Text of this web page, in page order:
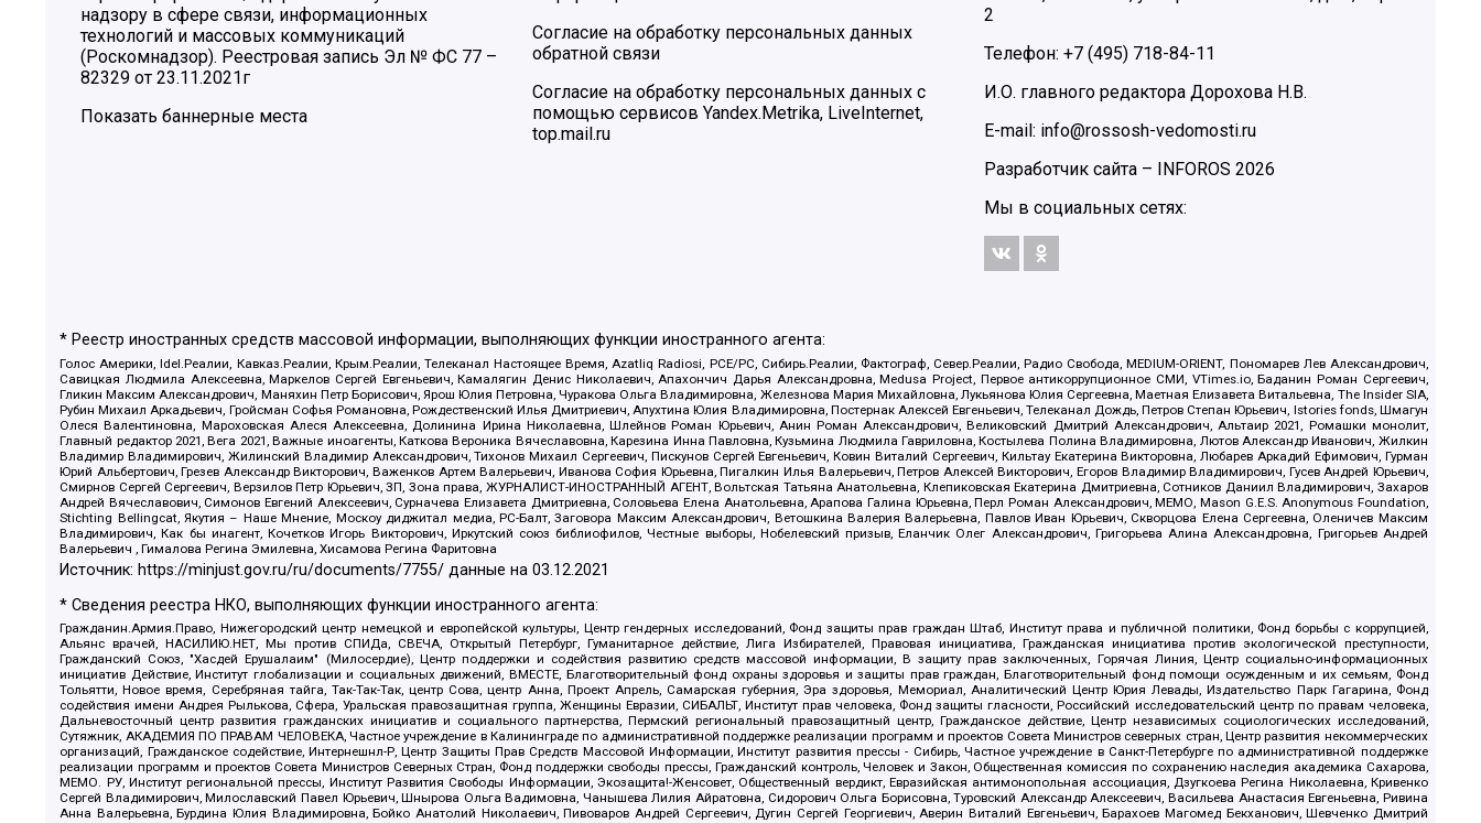
надзору в сфере связи, информационных
технологий и массовых коммуникаций
(Роскомнадзор). Реестровая запись Эл № ФС 77 –
82329 от 23.11.2021г
Показать баннерные места
Согласие на обработку персональных данных
обратной связи
Согласие на обработку персональных данных с
помощью сервисов Yandex.Metrika, LiveInternet,
top.mail.ru
2
Телефон: +7 (495) 718-84-11
И.О. главного редактора Дорохова Н.В.
E-mail: info@rossosh-vedomosti.ru
Разработчик сайта –
INFOROS 2026
Мы в социальных сетях:
* Реестр иностранных средств массовой информации, выполняющих функции иностранного агента:
Голос Америки, Idel.Реалии, Кавказ.Реалии, Крым.Реалии, Телеканал Настоящее Время, Azatliq Radiosi, PCE/PC, Сибирь.Реалии, Фактограф, Север.Реалии, Радио Свобода, MEDIUM-ORIENT, Пономарев Лев Александрович,
Савицкая Людмила Алексеевна, Маркелов Сергей Евгеньевич, Камалягин Денис Николаевич, Апахончич Дарья Александровна, Medusa Project, Первое антикоррупционное СМИ, VTimes.io, Баданин Роман Сергеевич,
Гликин Максим Александрович, Маняхин Петр Борисович, Ярош Юлия Петровна, Чуракова Ольга Владимировна, Железнова Мария Михайловна, Лукьянова Юлия Сергеевна, Маетная Елизавета Витальевна, The Insider SIA,
Рубин Михаил Аркадьевич, Гройсман Софья Романовна, Рождественский Илья Дмитриевич, Апухтина Юлия Владимировна, Постернак Алексей Евгеньевич, Телеканал Дождь, Петров Степан Юрьевич, Istories fonds, Шмагун
Олеся Валентиновна, Мароховская Алеся Алексеевна, Долинина Ирина Николаевна, Шлейнов Роман Юрьевич, Анин Роман Александрович, Великовский Дмитрий Александрович, Альтаир 2021, Ромашки монолит,
Главный редактор 2021, Вега 2021, Важные иноагенты, Каткова Вероника Вячеславовна, Карезина Инна Павловна, Кузьмина Людмила Гавриловна, Костылева Полина Владимировна, Лютов Александр Иванович, Жилкин
Владимир Владимирович, Жилинский Владимир Александрович, Тихонов Михаил Сергеевич, Пискунов Сергей Евгеньевич, Ковин Виталий Сергеевич, Кильтау Екатерина Викторовна, Любарев Аркадий Ефимович, Гурман
Юрий Альбертович, Грезев Александр Викторович, Важенков Артем Валерьевич, Иванова София Юрьевна, Пигалкин Илья Валерьевич, Петров Алексей Викторович, Егоров Владимир Владимирович, Гусев Андрей Юрьевич,
Смирнов Сергей Сергеевич, Верзилов Петр Юрьевич, ЗП, Зона права, ЖУРНАЛИСТ-ИНОСТРАННЫЙ АГЕНТ, Вольтская Татьяна Анатольевна, Клепиковская Екатерина Дмитриевна, Сотников Даниил Владимирович, Захаров
Андрей Вячеславович, Симонов Евгений Алексеевич, Сурначева Елизавета Дмитриевна, Соловьева Елена Анатольевна, Арапова Галина Юрьевна, Перл Роман Александрович, МЕМО, Mason G.E.S. Anonymous Foundation,
Stichting Bellingcat, Якутия – Наше Мнение, Москоу диджитал медиа, РС-Балт, Заговора Максим Александрович, Ветошкина Валерия Валерьевна, Павлов Иван Юрьевич, Скворцова Елена Сергеевна, Оленичев Максим
Владимирович, Как бы инагент, Кочетков Игорь Викторович, Иркутский союз библиофилов, Честные выборы, Нобелевский призыв, Еланчик Олег Александрович, Григорьева Алина Александровна, Григорьев Андрей
Валерьевич , Гималова Регина Эмилевна, Хисамова Регина Фаритовна
Источник: https://minjust.gov.ru/ru/documents/7755/ данные на03.12.2021
* Сведения реестра НКО, выполняющих функции иностранного агента:
Гражданин.Армия.Право, Нижегородский центр немецкой и европейской культуры, Центр гендерных исследований, Фонд защиты прав граждан Штаб, Институт права и публичной политики, Фонд борьбы с коррупцией,
Альянс врачей, НАСИЛИЮ.НЕТ, Мы против СПИДа, СВЕЧА, Открытый Петербург, Гуманитарное действие, Лига Избирателей, Правовая инициатива, Гражданская инициатива против экологической преступности,
Гражданский Союз, "Хасдей Ерушалаим" (Милосердие), Центр поддержки и содействия развитию средств массовой информации, В защиту прав заключенных, Горячая Линия, Центр социально-информационных
инициатив Действие, Институт глобализации и социальных движений, ВМЕСТЕ, Благотворительный фонд охраны здоровья и защиты прав граждан, Благотворительный фонд помощи осужденным и их семьям, Фонд
Тольятти, Новое время, Серебряная тайга, Так-Так-Так, центр Сова, центр Анна, Проект Апрель, Самарская губерния, Эра здоровья, Мемориал, Аналитический Центр Юрия Левады, Издательство Парк Гагарина, Фонд
содействия имени Андрея Рылькова, Сфера, Уральская правозащитная группа, Женщины Евразии, СИБАЛЬТ, Институт прав человека, Фонд защиты гласности, Российский исследовательский центр по правам человека,
Дальневосточный центр развития гражданских инициатив и социального партнерства, Пермский региональный правозащитный центр, Гражданское действие, Центр независимых социологических исследований,
Сутяжник, АКАДЕМИЯ ПО ПРАВАМ ЧЕЛОВЕКА, Частное учреждение в Калининграде по административной поддержке реализации программ и проектов Совета Министров северных стран, Центр развития некоммерческих
организаций, Гражданское содействие, Интернешнл-Р, Центр Защиты Прав Средств Массовой Информации, Институт развития прессы - Сибирь, Частное учреждение в Санкт-Петербурге по административной поддержке
реализации программ и проектов Совета Министров Северных Стран, Фонд поддержки свободы прессы, Гражданский контроль, Человек и Закон, Общественная комиссия по сохранению наследия академика Сахарова,
МЕМО. РУ, Институт региональной прессы, Институт Развития Свободы Информации, Экозащита!-Женсовет, Общественный вердикт, Евразийская антимонопольная ассоциация, Дзугкоева Регина Николаевна, Кривенко
Сергей Владимирович, Милославский Павел Юрьевич, Шнырова Ольга Вадимовна, Чанышева Лилия Айратовна, Сидорович Ольга Борисовна, Туровский Александр Алексеевич, Васильева Анастасия Евгеньевна, Ривина
Анна Валерьевна, Бурдина Юлия Владимировна, Бойко Анатолий Николаевич, Пивоваров Андрей Сергеевич, Дугин Сергей Георгиевич, Аверин Виталий Евгеньевич, Барахоев Магомед Бекханович, Шевченко Дмитрий